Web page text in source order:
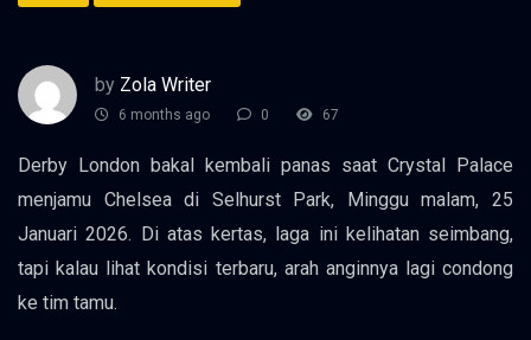
by Zola Writer
6 months ago 0 67
Derby London bakal kembali panas saat Crystal Palace
menjamu Chelsea di Selhurst Park, Minggu malam, 25
Januari 2026. Di atas kertas, laga ini kelihatan seimbang,
tapi kalau lihat kondisi terbaru, arah anginnya lagi condong
ke tim tamu.